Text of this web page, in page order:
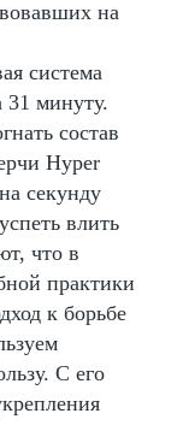
на
система
31 минуту.
состав
Hyper
секунду
влить
что в
практики
к борьбе
С его